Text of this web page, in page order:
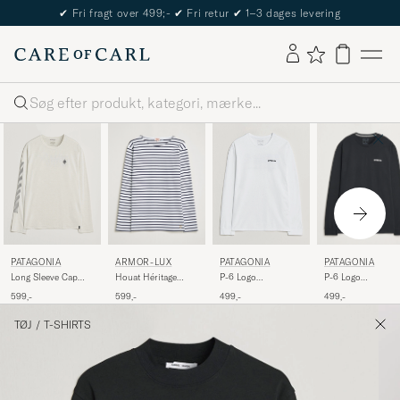
The Care of Carl Passport
Søg
PATAGONIA
Long Sleeve Cap
White
599,-
ARMOR-LUX
Houat Héritage
T-Shirt White/Navy
599,-
PATAGONIA
P-6 Logo
Shirt Fiber White
499,-
PATAGONIA
P-6 Logo
Shirt Black
499,-
TØJ / T-SHIRTS